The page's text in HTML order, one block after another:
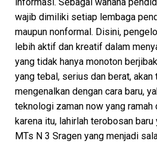
wajib dimiliki setiap lembaga
maupun nonformal. Disini,
lebih aktif dan kreatif dalam
yang tidak hanya monoton
yang tebal, serius dan berat,
mengenalkan dengan cara baru,
teknologi zaman now yang ramah
karena itu, lahirlah terobosan
MTs N 3 Sragen yang menjadi